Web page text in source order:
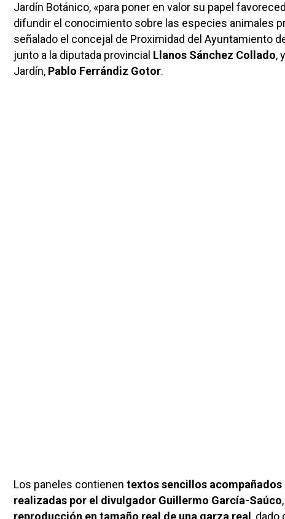
Jardín Botánico, «para poner en valor su papel
difundir el conocimiento sobre las especies animales
señalado el concejal de Proximidad del Ayuntamiento
junto a la diputada provincial Llanos Sánchez Collado,
Jardín, Pablo Ferrándiz Gotor.
Los paneles contienen textos sencillos
realizadas por el divulgador Guillermo García-Saúco
reproducción en tamaño real de una garza real , dado